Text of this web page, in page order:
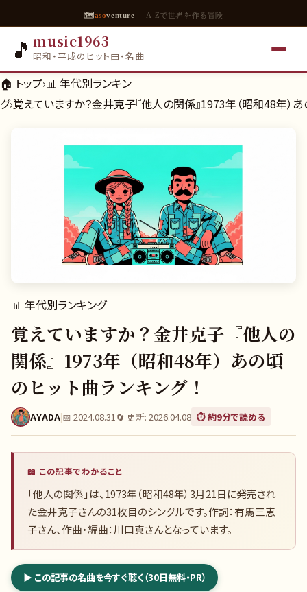
🗺asoventure — A-Zで世界を作る冒険
🎵 music1963
昭和・平成のヒット曲・名曲
🏠 トップ›📊 年代別ランキン
グ›覚えていますか？金井克子『他人の関係』1973年（昭和48年）あ
📊 年代別ランキング
覚えていますか？金井克子『他人の
関係』1973年（昭和48年）あの頃
のヒット曲ランキング！
AYADA|📅 2024.08.31 🔄 更新: 2026.04.08 ⏱️ 約9分で読める
📖 この記事でわかること
「他人の関係」は、1973年（昭和48年）3月21日に発売され
た金井克子さんの31枚目のシングルです。作詞：有馬三恵
子さん、作曲・編曲：川口真さんとなっています。
▶ この記事の名曲を今すぐ聴く（30日無料・PR）